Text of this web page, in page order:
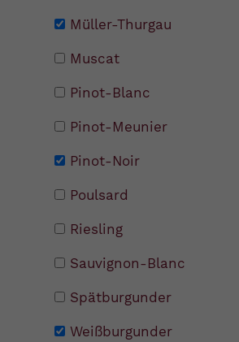
Müller-Thurgau
Muscat
Pinot-Blanc
Pinot-Meunier
Pinot-Noir
Poulsard
Riesling
Sauvignon-Blanc
Spätburgunder
Weißburgunder